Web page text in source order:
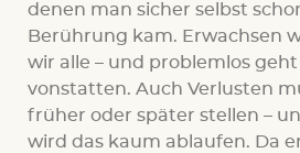
denen man sicher selbst
Berührung kam. Erwachsen
wir alle – und problemlos geht
vonstatten. Auch Verlusten
früher oder später stellen –
wird das kaum ablaufen. Da